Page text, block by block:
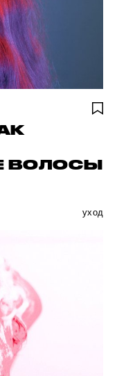
ВОЛОСЫ
уход